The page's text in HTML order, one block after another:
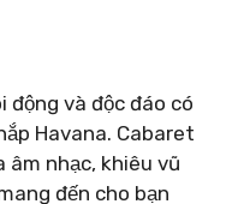
động và độc đáo có
Havana. Cabaret
nhạc, khiêu vũ
đến cho bạn